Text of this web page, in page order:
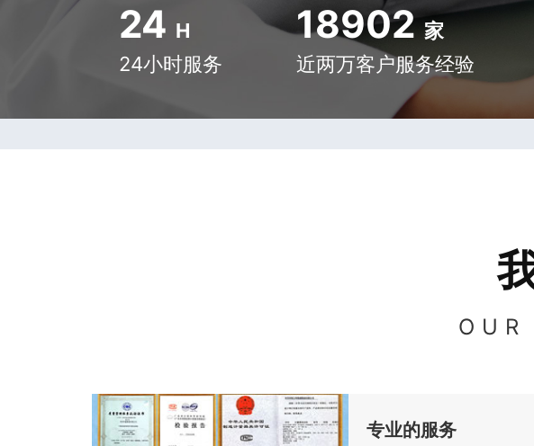
24 H
24小时服务
18902 家
近两万客户服务经验
OUR
专业的服务